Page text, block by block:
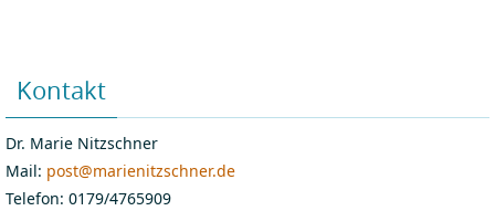
Kontakt
Dr. Marie Nitzschner
Mail: post@marienitzschner.de
Telefon: 0179/4765909